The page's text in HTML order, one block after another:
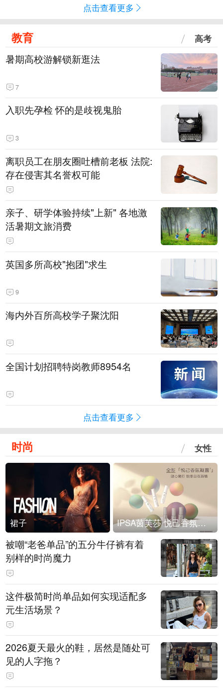
点击查看更多
教育 高考
暑期高校游解锁新逛法
7
入职先孕检 怀的是歧视鬼胎
3
离职员工在朋友圈吐槽前老板 法院:
存在侵害其名誉权可能
亲子、研学体验持续"上新" 各地激
活暑期文旅消费
英国多所高校"抱团"求生
9
海内外百所高校学子聚沈阳
全国计划招聘特岗教师8954名
点击查看更多
时尚 女性
裙子 IPSA茵芙莎 悦己香氛凝露上市
被嘲“老爸单品”的五分牛仔裤有着
别样的时尚魔力
这件极简时尚单品如何实现适配多
元生活场景？
2026夏天最火的鞋，居然是随处可
见的人字拖？